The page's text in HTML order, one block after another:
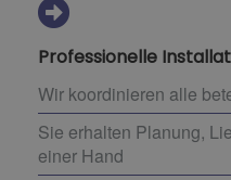
Professionelle
Wir koordinieren alle
Sie erhalten Planung,
einer Hand